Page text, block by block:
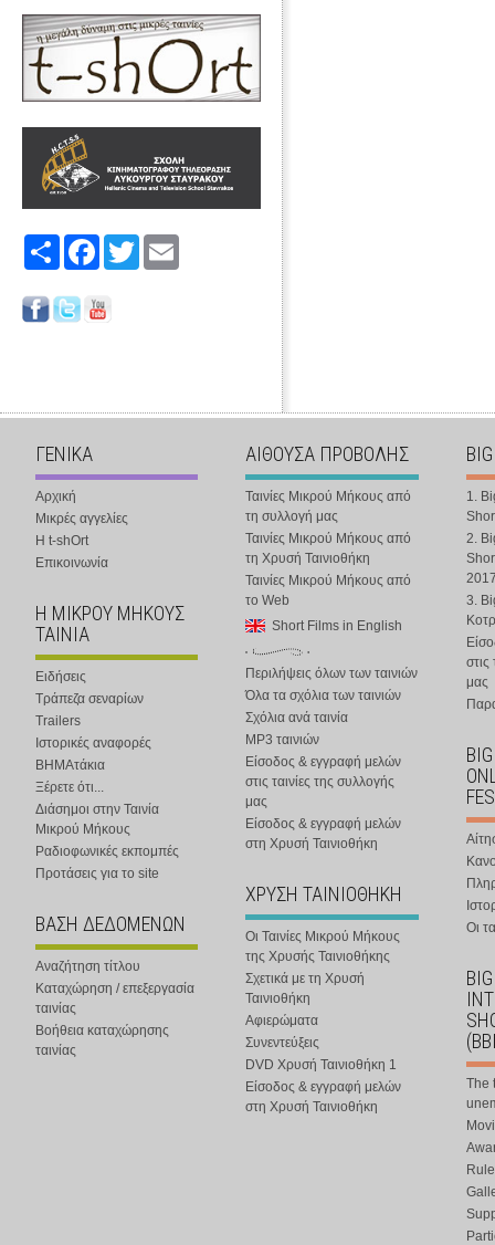
Share FacebookTwitter
ΓΕΝΙΚΑ
Αρχική
Μικρές αγγελίες
Η t-shOrt
Επικοινωνία
Η ΜΙΚΡΟΥ ΜΗΚΟΥΣ
ΤΑΙΝΙΑ
Ειδήσεις
Τράπεζα σεναρίων
Trailers
Ιστορικές αναφορές
ΒΗΜΑτάκια
Ξέρετε ότι...
Διάσημοι στην Ταινία
Μικρού Μήκους
Ραδιοφωνικές εκπομπές
Προτάσεις για το site
ΒΑΣΗ ΔΕΔΟΜΕΝΩΝ
Αναζήτηση τίτλου
Καταχώρηση / επεξεργασία
ταινίας
Βοήθεια καταχώρησης
ταινίας
ΑΙΘΟΥΣΑ ΠΡΟΒΟΛΗΣ
Ταινίες Μικρού Μήκους από
τη συλλογή μας
Ταινίες Μικρού Μήκους από
τη Χρυσή Ταινιοθήκη
Ταινίες Μικρού Μήκους από
το Web
Short Films in English
Περιλήψεις όλων των ταινιών
Όλα τα σχόλια των ταινιών
Σχόλια ανά ταινία
MP3 ταινιών
Είσοδος & εγγραφή μελών
στις ταινίες της συλλογής
μας
Είσοδος & εγγραφή μελών
στη Χρυσή Ταινιοθήκη
ΧΡΥΣΗ ΤΑΙΝΙΟΘΗΚΗ
Οι Ταινίες Μικρού Μήκους
της Χρυσής Ταινιοθήκης
Σχετικά με τη Χρυσή
Ταινιοθήκη
Αφιερώματα
Συνεντεύξεις
DVD Χρυσή Ταινιοθήκη 1
Είσοδος & εγγραφή μελών
στη Χρυσή Ταινιοθήκη
1.
2.
3.
στις
μας
Οι
The